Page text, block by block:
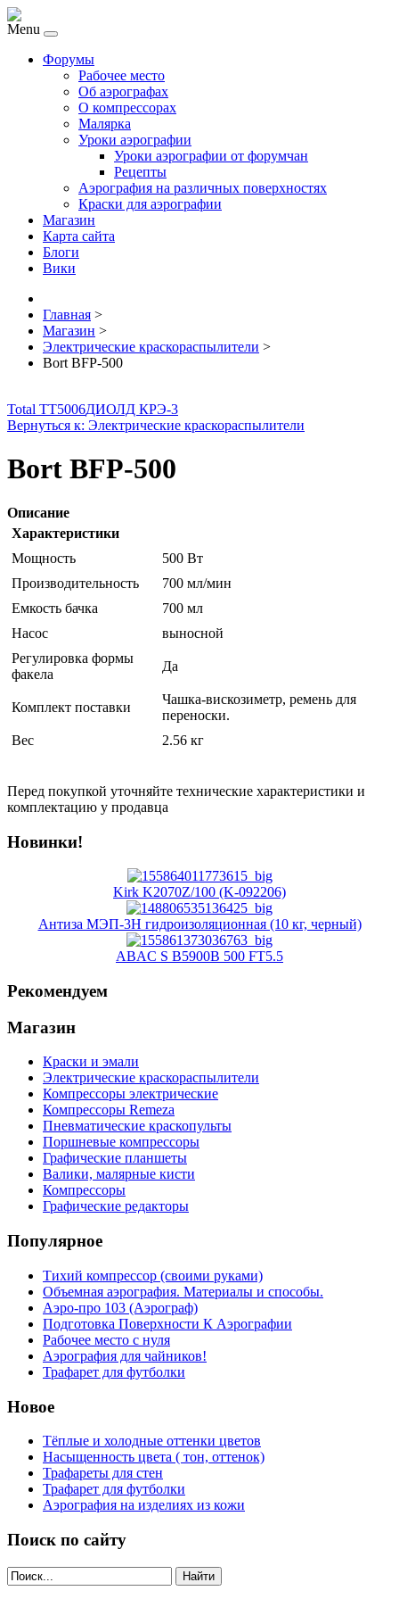
Menu
Форумы
Рабочее место
Об аэрографах
О компрессорах
Малярка
Уроки аэрографии
Уроки аэрографии от форумчан
Рецепты
Аэрография на различных поверхностях
Краски для аэрографии
Магазин
Карта сайта
Блоги
Вики
Главная >
Магазин >
Электрические краскораспылители >
Bort BFP-500
Total TT5006ДИОЛД КРЭ-3
Вернуться к: Электрические краскораспылители
Bort BFP-500
Описание
Характеристики
Мощность
500 Вт
Производительность
700 мл/мин
Емкость бачка
700 мл
Насос
выносной
Регулировка формы
факела
Да
Комплект поставки
Чашка-вискозиметр, ремень для
переноски.
Вес
2.56 кг
Перед покупкой уточняйте технические характеристики и
комплектацию у продавца
Новинки!
Kirk K2070Z/100 (K-092206)
Антиза МЭП-3Н гидроизоляционная (10 кг, черный)
ABAC S B5900B 500 FT5.5
Рекомендуем
Магазин
Краски и эмали
Электрические краскораспылители
Компрессоры электрические
Компрессоры Remeza
Пневматические краскопульты
Поршневые компрессоры
Графические планшеты
Валики, малярные кисти
Компрессоры
Графические редакторы
Популярное
Тихий компрессор (своими руками)
Объемная аэрография. Материалы и способы.
Аэро-про 103 (Аэрограф)
Подготовка Поверхности К Аэрографии
Рабочее место с нуля
Аэрография для чайников!
Трафарет для футболки
Новое
Тёплые и холодные оттенки цветов
Насыщенность цвета ( тон, оттенок)
Трафареты для стен
Трафарет для футболки
Аэрография на изделиях из кожи
Поиск по сайту
Найти